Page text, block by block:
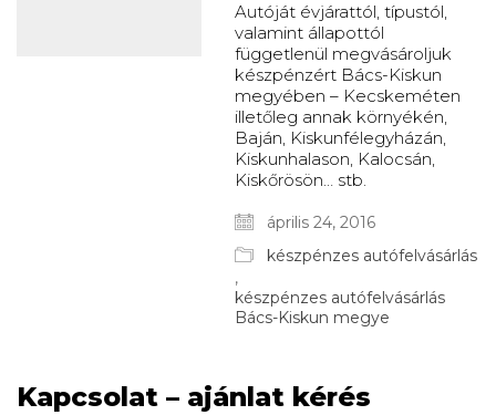
Autóját évjárattól, típustól,
valamint állapottól
függetlenül megvásároljuk
készpénzért Bács-Kiskun
megyében – Kecskeméten
illetőleg annak környékén,
Baján, Kiskunfélegyházán,
Kiskunhalason, Kalocsán,
Kiskőrösön… stb.
április 24, 2016
készpénzes autófelvásárlás
,
készpénzes autófelvásárlás
Bács-Kiskun megye
Kapcsolat – ajánlat kérés